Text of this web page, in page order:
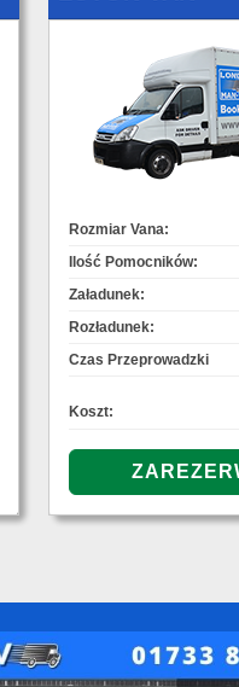
Rozmiar Vana:
Ilość Pomocników:
Załadunek:
Rozładunek:
Czas Przeprowadzki
Koszt: